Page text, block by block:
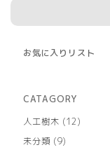
お気に入りリスト
CATAGORY
人工樹木
1212
未分類 99